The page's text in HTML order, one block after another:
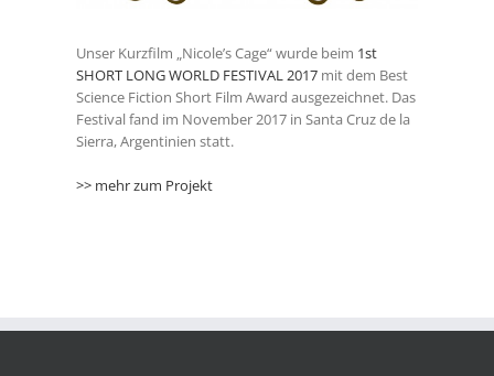
Unser Kurzfilm „Nicole’s Cage“ wurde beim 1st
SHORT LONG WORLD FESTIVAL 2017mit dem Best
Science Fiction Short Film Award ausgezeichnet. Das
Festival fand im November 2017 in Santa Cruz de la
Sierra, Argentinien statt.
>> mehr zum Projekt